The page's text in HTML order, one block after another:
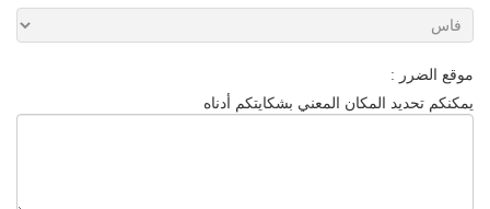
موقع الضرر :
يمكنكم تحديد المكان المعني بشكايتكم أدناه